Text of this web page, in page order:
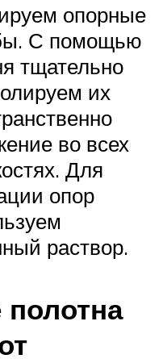
опорные
С помощью
тщательно
их
во всех
Для
опор
раствор.
полотна